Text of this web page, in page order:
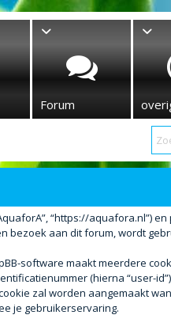
Forum
“https://aquafora.nl”) en
bezoek aan dit forum, wordt
software maakt meerdere
(hierna “user-
zal worden aangemaakt
je gebruikerservaring.